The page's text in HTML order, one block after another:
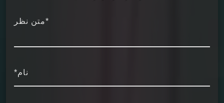
*متن نظر
نام*